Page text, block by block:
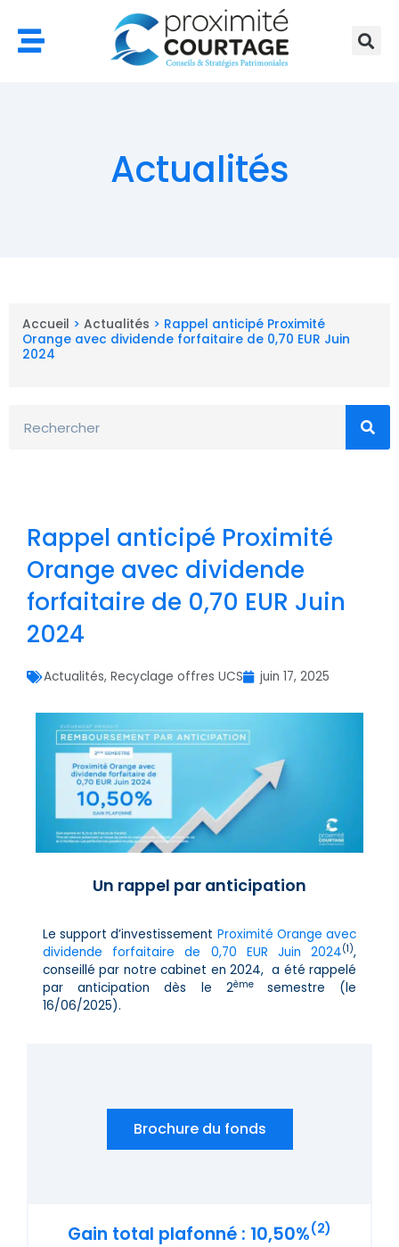
contenu
Actualités
Accueil > Actualités > Rappel anticipé Proximité
Orange avec dividende forfaitaire de 0,70 EUR Juin
2024
Rappel anticipé Proximité
Orange avec dividende
forfaitaire de 0,70 EUR Juin
2024
Actualités, Recyclage offres UCS juin 17, 2025
Un rappel par anticipation
Le support d’investissement Proximité Orange avec
dividende forfaitaire de 0,70 EUR Juin 2024(1),
conseillé par notre cabinet en 2024, a été rappelé
par anticipation dès le 2ème semestre (le
16/06/2025).
Brochure du fonds
Gain total plafonné : 10,50%(2)